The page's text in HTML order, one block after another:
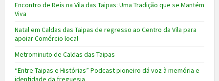
Encontro de Reis na Vila das Taipas: Uma Tradição que se Mantém
Viva
Natal em Caldas das Taipas de regresso ao Centro da Vila para
apoiar Comércio local
Metrominuto de Caldas das Taipas
“Entre Taipas e Histórias” Podcast pioneiro dá voz à memória e
identidade da freguesia